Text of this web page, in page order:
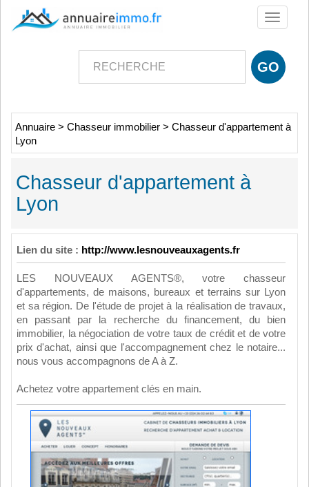
Toggle
Annuaire > Chasseur immobilier > Chasseur d'appartement à
Lyon
Chasseur d'appartement à
Lyon
Lien du site : http://www.lesnouveauxagents.fr
LES NOUVEAUX AGENTS®, votre chasseur
d'appartements, de maisons, bureaux et terrains sur Lyon
et sa région. De l'étude de projet à la réalisation de travaux,
en passant par la recherche du financement, du bien
immobilier, la négociation de votre taux de crédit et de votre
prix d'achat, ainsi que l'accompagnement chez le notaire...
nous vous accompagnons de A à Z.
Achetez votre appartement clés en main.